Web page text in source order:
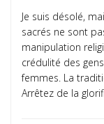
Je suis désolé,
sacrés ne sont
manipulation
crédulité des
femmes. La
Arrêtez de la